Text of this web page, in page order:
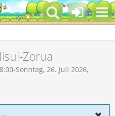
Zorua
Sonntag, 26. Juli 2026,